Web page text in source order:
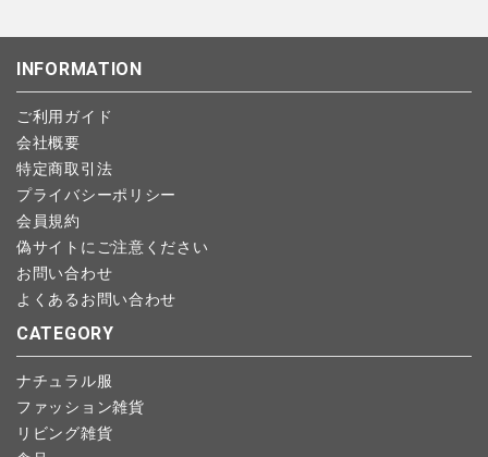
します。
予約商品など一部キャンセルが出来ない場合がございます。あら
かじめご了承ください。
こちら よりご依頼ください。
INFORMATION
ご利用ガイド
会社概要
特定商取引法
プライバシーポリシー
会員規約
偽サイトにご注意ください
お問い合わせ
よくあるお問い合わせ
CATEGORY
ナチュラル服
ファッション雑貨
リビング雑貨